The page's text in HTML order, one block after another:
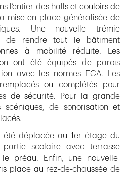
l’entier des halls et couloirs de
mise en place généralisée de
Une nouvelle trémie
de rendre tout le bâtiment
à mobilité réduite. Les
ont été équipés de parois
avec les normes ECA. Les
ou complétés pour
de sécurité. Pour la grande
scéniques, de sonorisation et
été déplacée au 1er étage du
scolaire avec terrasse
préau. Enfin, une nouvelle
place au rez-de-chaussée de